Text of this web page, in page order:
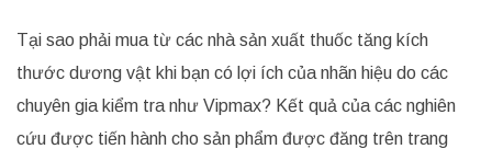
Tại sao phải mua từ các nhà sản xuất thuốc tăng kích
thước dương vật khi bạn có lợi ích của nhãn hiệu do các
chuyên gia kiểm tra như Vipmax? Kết quả của các nghiên
cứu được tiến hành cho sản phẩm được đăng trên trang